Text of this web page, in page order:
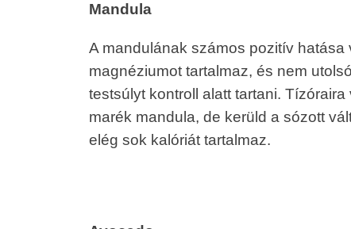
Mandula
A mandulának számos pozitív
magnéziumot tartalmaz, és nem
testsúlyt kontroll alatt tartani.
marék mandula, de kerüld a sózott
elég sok kalóriát tartalmaz.